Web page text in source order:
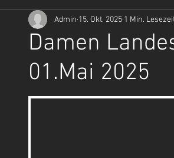
Damen
01.Mai 2025
Admin 15. Okt. 2025 1 Min.